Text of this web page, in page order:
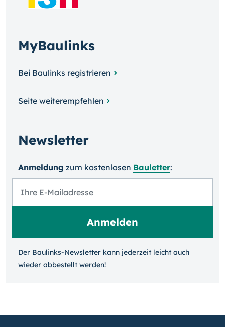
MyBaulinks
Bei Baulinks registrieren
Seite weiterempfehlen
Newsletter
Anmeldung zum kosten­losen Bauletter:
Der Baulinks-Newsletter kann jeder­zeit leicht auch
wieder ab­bestellt werden!